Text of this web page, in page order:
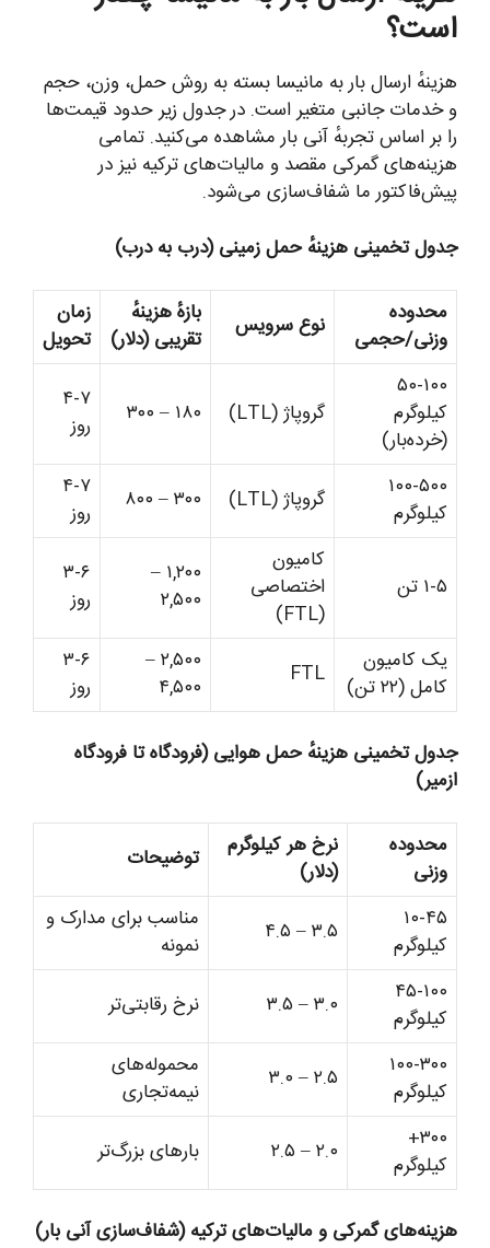
است؟
هزینهٔ ارسال بار به مانیسا بسته به روش حمل، وزن، حجم
و خدمات جانبی متغیر است. در جدول زیر حدود قیمت‌ها
را بر اساس تجربهٔ آنی بار مشاهده می‌کنید. تمامی
هزینه‌های گمرکی مقصد و مالیات‌های ترکیه نیز در
پیش‌فاکتور ما شفاف‌سازی می‌شود.
جدول تخمینی هزینهٔ حمل زمینی (درب به درب)
محدوده
وزنی/حجمی
نوع سرویس
بازهٔ هزینهٔ
تقریبی (دلار)
زمان
تحویل
۵۰-۱۰۰
کیلوگرم
(خرده‌بار)
گروپاژ (LTL) ۱۸۰ – ۳۰۰
۴-۷
روز
۱۰۰-۵۰۰
کیلوگرم
گروپاژ (LTL) ۳۰۰ – ۸۰۰
۴-۷
روز
۱-۵ تن
کامیون
اختصاصی
(FTL)
۱,۲۰۰ –
۲,۵۰۰
۳-۶
روز
یک کامیون
کامل (۲۲ تن)
FTL
۲,۵۰۰ –
۴,۵۰۰
۳-۶
روز
جدول تخمینی هزینهٔ حمل هوایی (فرودگاه تا فرودگاه
ازمیر)
محدوده
وزنی
نرخ هر کیلوگرم
(دلار)
توضیحات
۱۰-۴۵
کیلوگرم
۳.۵ – ۴.۵
مناسب برای مدارک و
نمونه
۴۵-۱۰۰
کیلوگرم
۳.۰ – ۳.۵
نرخ رقابتی‌تر
۱۰۰-۳۰۰
کیلوگرم
۲.۵ – ۳.۰
محموله‌های
نیمه‌تجاری
۳۰۰+
کیلوگرم
۲.۰ – ۲.۵ بارهای بزرگ‌تر
هزینه‌های گمرکی و مالیات‌های ترکیه (شفاف‌سازی آنی بار)